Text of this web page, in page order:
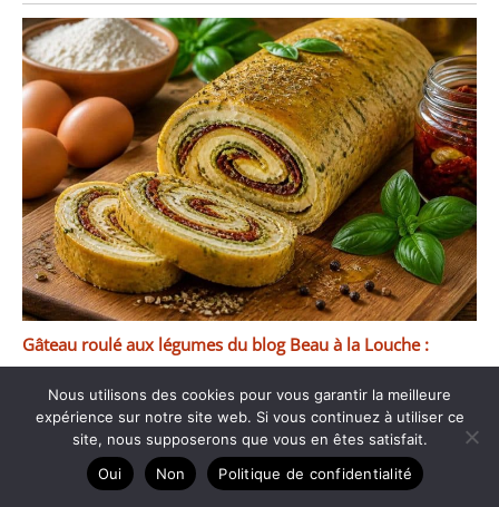
Gâteau roulé aux légumes du blog Beau à la Louche :
Nous utilisons des cookies pour vous garantir la meilleure
expérience sur notre site web. Si vous continuez à utiliser ce
site, nous supposerons que vous en êtes satisfait.
Oui
Non Politique de confidentialité